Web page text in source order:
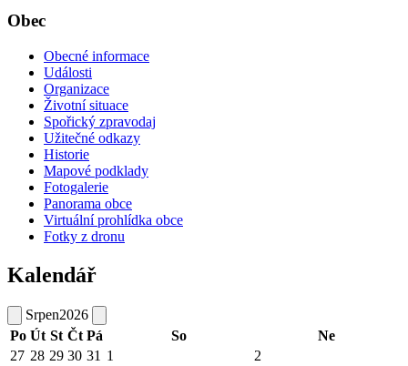
Obec
Obecné informace
Události
Organizace
Životní situace
Spořický zpravodaj
Užitečné odkazy
Historie
Mapové podklady
Fotogalerie
Panorama obce
Virtuální prohlídka obce
Fotky z dronu
Kalendář
Srpen2026
Po Út St Čt Pá So
Ne
27 28 29 30 31 1 2